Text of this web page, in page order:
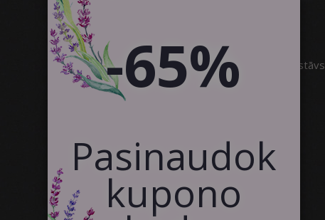
SIA Canvas WAY
Brīvības gatve 323, Rīga, 3.stāvs
info@canvasway.com
-65%
Pasinaudok
kupono